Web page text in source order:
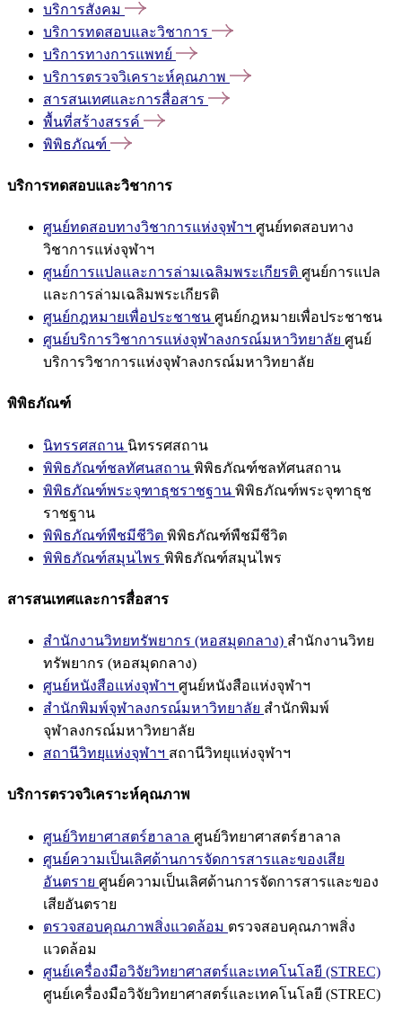
บริการสังคม
บริการทดสอบและวิชาการ
บริการทางการแพทย์
บริการตรวจวิเคราะห์คุณภาพ
สารสนเทศและการสื่อสาร
พื้นที่สร้างสรรค์
พิพิธภัณฑ์
บริการทดสอบและวิชาการ
ศูนย์ทดสอบทางวิชาการแห่งจุฬาฯ ศูนย์ทดสอบทาง
วิชาการแห่งจุฬาฯ
ศูนย์การแปลและการล่ามเฉลิมพระเกียรติ ศูนย์การแปล
และการล่ามเฉลิมพระเกียรติ
ศูนย์กฎหมายเพื่อประชาชน ศูนย์กฎหมายเพื่อประชาชน
ศูนย์บริการวิชาการแห่งจุฬาลงกรณ์มหาวิทยาลัย ศูนย์
บริการวิชาการแห่งจุฬาลงกรณ์มหาวิทยาลัย
พิพิธภัณฑ์
นิทรรศสถาน นิทรรศสถาน
พิพิธภัณฑ์ชลทัศนสถาน พิพิธภัณฑ์ชลทัศนสถาน
พิพิธภัณฑ์พระจุฑาธุชราชฐาน พิพิธภัณฑ์พระจุฑาธุช
ราชฐาน
พิพิธภัณฑ์พืชมีชีวิต พิพิธภัณฑ์พืชมีชีวิต
พิพิธภัณฑ์สมุนไพร พิพิธภัณฑ์สมุนไพร
สารสนเทศและการสื่อสาร
สำนักงานวิทยทรัพยากร (หอสมุดกลาง) สำนักงานวิทย
ทรัพยากร (หอสมุดกลาง)
ศูนย์หนังสือแห่งจุฬาฯ ศูนย์หนังสือแห่งจุฬาฯ
สำนักพิมพ์จุฬาลงกรณ์มหาวิทยาลัย สำนักพิมพ์
จุฬาลงกรณ์มหาวิทยาลัย
สถานีวิทยุแห่งจุฬาฯ สถานีวิทยุแห่งจุฬาฯ
บริการตรวจวิเคราะห์คุณภาพ
ศูนย์วิทยาศาสตร์ฮาลาล ศูนย์วิทยาศาสตร์ฮาลาล
ศูนย์ความเป็นเลิศด้านการจัดการสารและของเสีย
อันตราย ศูนย์ความเป็นเลิศด้านการจัดการสารและของ
เสียอันตราย
ตรวจสอบคุณภาพสิ่งแวดล้อม ตรวจสอบคุณภาพสิ่ง
แวดล้อม
ศูนย์เครื่องมือวิจัยวิทยาศาสตร์และเทคโนโลยี (STREC)
ศูนย์เครื่องมือวิจัยวิทยาศาสตร์และเทคโนโลยี (STREC)